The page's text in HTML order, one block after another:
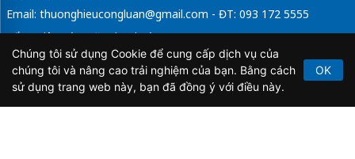
Email: thuonghieucongluan@gmail.com - ĐT: 093 172 5555
Tổng Biên Tập: Vũ Đức Thuận
Giấy phép hoạt động báo chí điện tử số 64/GP-BTTTT do Bộ
Thông tin và Truyền thông cấp ngày 21/2/2020.
Chúng tôi sử dụng Cookie để cung cấp dịch vụ của
chúng tôi và nâng cao trải nghiệm của bạn. Bằng cách
sử dụng trang web này, bạn đã đồng ý với điều này.
OK